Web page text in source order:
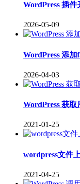
WordPress 插
2026-05-09
WordPress 添加
2026-04-03
WordPress 获
2021-01-25
wordpress文件
2021-04-25